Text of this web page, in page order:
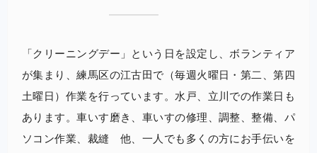
「クリーニングデー」という日を設定し、ボランティア
が集まり、練馬区の江古田で（毎週火曜日・第二、第四
土曜日）作業を行っています。水戸、立川での作業日も
あります。車いす磨き、車いすの修理、調整、整備、パ
ソコン作業、裁縫 他、一人でも多くの方にお手伝いを